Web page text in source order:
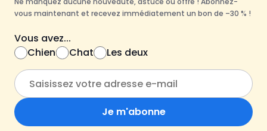
vous maintenant et recevez immédiatement un bon de –30 % !
Vous avez...
Chien
Chat Les deux
Je m'abonne